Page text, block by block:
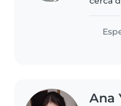
con
culla
Ana